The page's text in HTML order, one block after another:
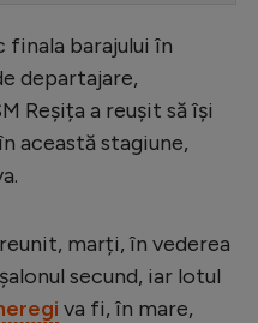
finala barajului în
departajare,
Reșița a reușit să își
această stagiune,
marți, în vederea
secund, iar lotul
va fi, în mare,